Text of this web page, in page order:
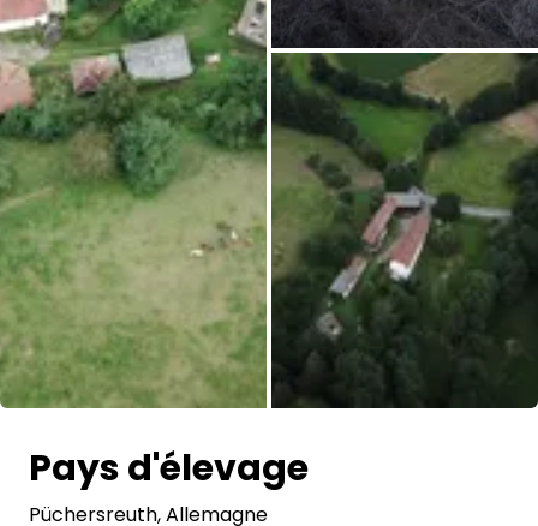
Pays d'élevage
Püchersreuth, Allemagne